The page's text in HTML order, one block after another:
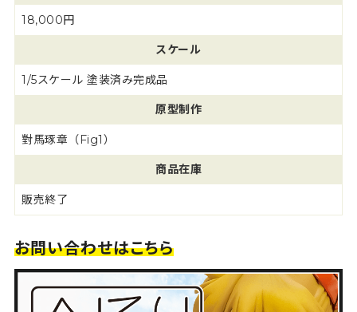
18,000円
スケール
1/5スケール 塗装済み完成品
原型制作
對馬琢章（Fig1）
商品在庫
販売終了
お問い合わせはこちら